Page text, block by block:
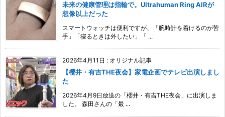
未来の健康管理は指輪で。Ultrahuman Ring AIRが
想像以上だった
スマートウォッチは便利ですが、「腕時計を着けるのが苦
手」「寝るときは外したい」「 ...
2026年4月11日 : オリジナル記事
【櫻井・有吉THE夜会】家電企画でテレビ出演しまし
た
2026年4月9日放送の「櫻井・有吉THE夜会」に出演しま
した。 森田さんの「最 ...